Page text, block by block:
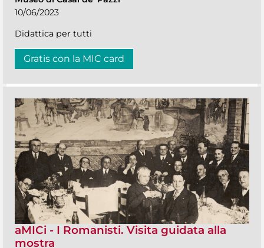
10/06/2023
Didattica per tutti
Gratis con la MIC card
aMICi - I Romanisti. Visita guidata alla
mostra